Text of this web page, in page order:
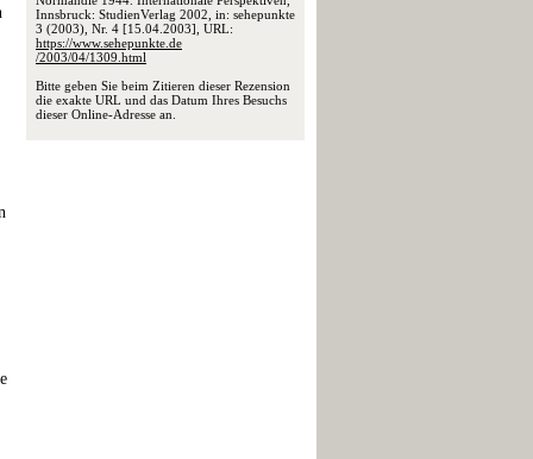
Innsbruck: StudienVerlag 2002, in: sehepunkte
3 (2003), Nr. 4 [15.04.2003], URL:
https://www.sehepunkte.de
/2003/04/1309.html
Bitte geben Sie beim Zitieren dieser Rezension
die exakte URL und das Datum Ihres Besuchs
dieser Online-Adresse an.